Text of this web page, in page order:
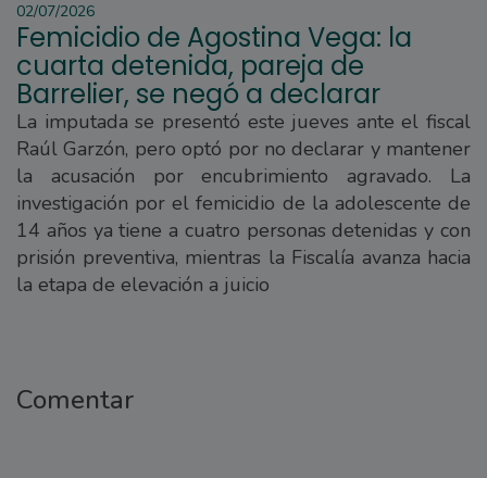
02/07/2026
Femicidio de Agostina Vega: la
cuarta detenida, pareja de
Barrelier, se negó a declarar
La imputada se presentó este jueves ante el fiscal
Raúl Garzón, pero optó por no declarar y mantener
la acusación por encubrimiento agravado. La
investigación por el femicidio de la adolescente de
14 años ya tiene a cuatro personas detenidas y con
prisión preventiva, mientras la Fiscalía avanza hacia
la etapa de elevación a juicio
Comentar